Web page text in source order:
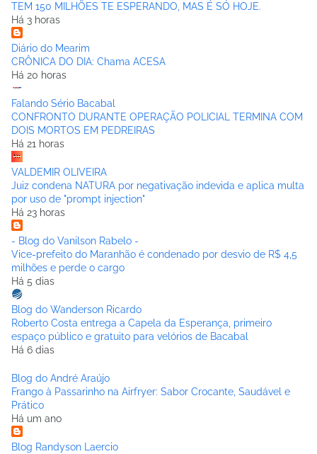
TEM 150 MILHÕES TE ESPERANDO, MAS É SÓ HOJE.
Há 3 horas
Diário do Mearim
CRÔNICA DO DIA: Chama ACESA
Há 20 horas
Falando Sério Bacabal
CONFRONTO DURANTE OPERAÇÃO POLICIAL TERMINA COM
DOIS MORTOS EM PEDREIRAS
Há 21 horas
VALDEMIR OLIVEIRA
Juiz condena NATURA por negativação indevida e aplica multa
por uso de "prompt injection"
Há 23 horas
- Blog do Vanilson Rabelo -
Vice-prefeito do Maranhão é condenado por desvio de R$ 4,5
milhões e perde o cargo
Há 5 dias
Blog do Wanderson Ricardo
Roberto Costa entrega a Capela da Esperança, primeiro
espaço público e gratuito para velórios de Bacabal
Há 6 dias
Blog do André Araújo
Frango à Passarinho na Airfryer: Sabor Crocante, Saudável e
Prático
Há um ano
Blog Randyson Laercio